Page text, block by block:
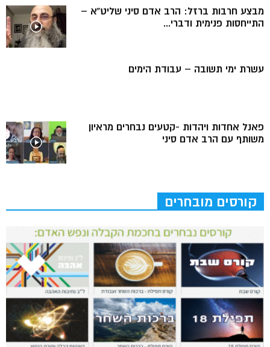
מבצע חרבות ברזל: הרב אדם סיני שליט”א –
התייחסות פנימית ודברי...
עשרת ימי תשובה – עבודת הימים
פאנל אחדות ויהדות -קטעים נבחרים מראיון
משותף עם הרב אדם סיני
קורסים מובחרים